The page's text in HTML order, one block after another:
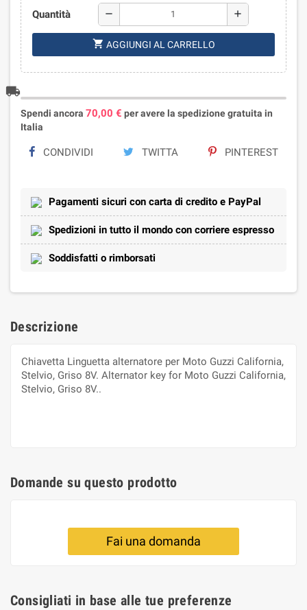
Quantità remove add
shopping_cart AGGIUNGI AL CARRELLO
local_shipping
Spendi ancora 70,00 € per avere la spedizione gratuita in
Italia
CONDIVIDI TWITTA PINTEREST
Pagamenti sicuri con carta di credito e PayPal
Spedizioni in tutto il mondo con corriere espresso
Soddisfatti o rimborsati
Descrizione
Chiavetta Linguetta alternatore per Moto Guzzi California,
Stelvio, Griso 8V. Alternator key for Moto Guzzi California,
Stelvio, Griso 8V..
Domande su questo prodotto
Fai una domanda
Consigliati in base alle tue preferenze